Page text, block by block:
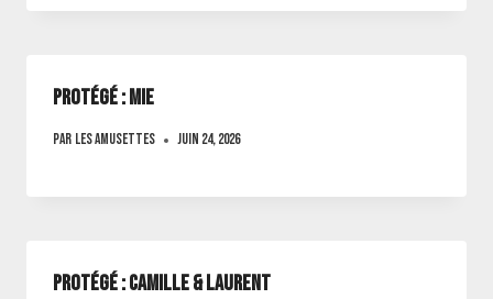
Protégé : Mie
Par Les amusettes juin 24, 2026
Protégé : Camille & laurent